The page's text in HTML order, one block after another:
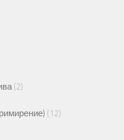
(2)
(12)